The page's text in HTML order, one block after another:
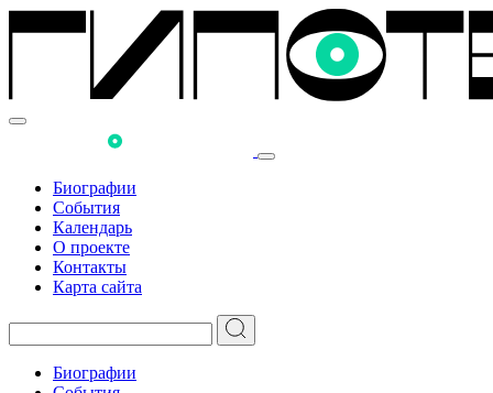
Биографии
События
Календарь
О проекте
Контакты
Карта сайта
Биографии